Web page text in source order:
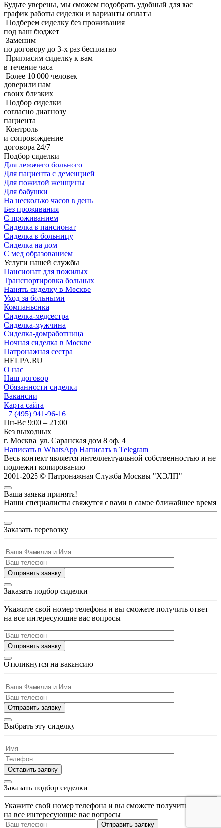
Будьте уверены, мы сможем подобрать удобный для вас
график работы сиделки и варианты оплаты
Подберем сиделку без проживания
под ваш бюджет
Заменим
по договору до 3-х раз бесплатно
Пригласим сиделку к вам
в течение часа
Более 10 000 человек
доверили нам
своих близких
Подбор сиделки
согласно диагнозу
пациента
Контроль
и сопровождение
договора 24/7
Подбор сиделки
Для лежачего больного
Для пациента с деменцией
Для пожилой женщины
Для бабушки
На несколько часов в день
Без проживания
С проживанием
Сиделка в пансионат
Сиделка в больницу
Сиделка на дом
С мед образованием
Услуги нашей службы
Пансионат для пожилых
Транспортировка больных
Нанять сиделку в Москве
Уход за больными
Компаньонка
Сиделка-медсестра
Сиделка-мужчина
Сиделка-домработница
Ночная сиделка в Москве
Патронажная сестра
HELPA.RU
О нас
Наш договор
Обязанности сиделки
Вакансии
Карта сайта
+7 (495) 941-96-16
Пн-Вс 9:00 – 21:00
Без выходных
г. Москва, ул. Саранская дом 8 оф. 4
Написать в WhatsApp Написать в Telegram
Весь контект является интеллектуальной собственностью и не
подлежит копированию
2001-2025 © Патронажная Служба Москвы "ХЭЛП"
Ваша заявка принята!
Наши специалисты свяжутся с вами в самое ближайшее время
Заказать перевозку
Отправить заявку
Заказать подбор сиделки
Укажите свой номер телефона и вы сможете получить ответ
на все интересующие вас вопросы
Отправить заявку
Откликнутся на вакансию
Отправить заявку
Выбрать эту сиделку
Оставить заявку
Заказать подбор сиделки
Укажите свой номер телефона и вы сможете получить ответ
на все интересующие вас вопросы
Отправить заявку